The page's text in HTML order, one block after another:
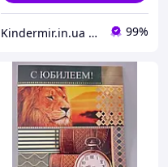
Kindermir.in.ua интернет-магазин 99%